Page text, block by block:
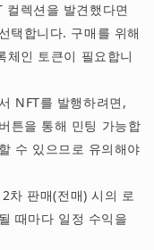
컬렉션을 발견했다면
택합니다. 구매를 위해
인 토큰이 필요합니
NFT를 발행하려면,
튼을 통해 민팅 가능합
수 있으므로 유의해야
차 판매(전매) 시의 로
때마다 일정 수익을